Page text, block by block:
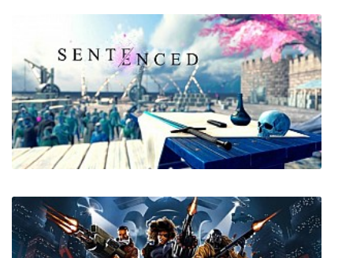
Fate Hunters